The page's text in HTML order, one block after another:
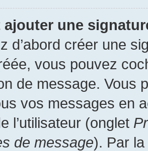
ajouter une
d’abord créer une
vous pouvez
de message. Vous
vos messages en
l’utilisateur (onglet
de message). Par